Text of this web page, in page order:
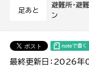
足あと
避難所・避
ン
最終更新日：2026